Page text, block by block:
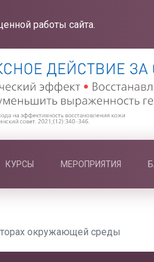
работы сайта.
КУРСЫ МЕРОПРИЯТИЯ
окружающей среды